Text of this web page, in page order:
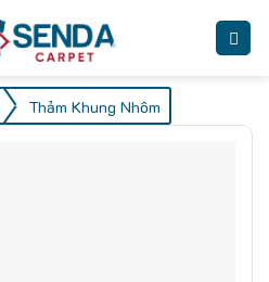
/ Thảm Khung Nhôm